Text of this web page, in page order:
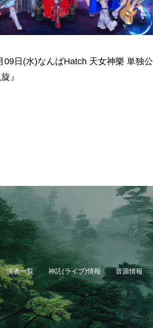
09日(水)なんばHatch 天女神樂 単独公
』
演者一覧 神託(ライブ)情報 音源情報